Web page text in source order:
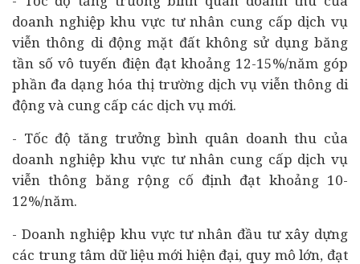
doanh nghiệp khu vực tư nhân cung cấp dịch vụ
viễn thông di động mặt đất không sử dụng băng
tần số vô tuyến điện đạt khoảng 12-15%/năm góp
phần đa dạng hóa thị trường dịch vụ viễn thông di
động và cung cấp các dịch vụ mới.
- Tốc độ tăng trưởng bình quân doanh thu của
doanh nghiệp khu vực tư nhân cung cấp dịch vụ
viễn thông băng rộng cố định đạt khoảng 10-
12%/năm.
- Doanh nghiệp khu vực tư nhân đầu tư xây dựng
các trung tâm dữ liệu mới hiện đại, quy mô lớn, đạt